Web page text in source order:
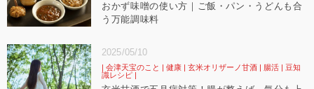
おかず味噌の使い方｜ご飯・パン・うどんも合
う万能調味料
2025/05/10
会津天宝のこと 健康 玄米オリザーノ甘酒 腸活
豆知
識レシピ